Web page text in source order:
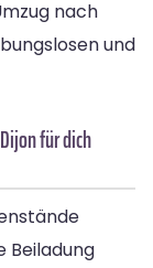
nach
und
für dich
Beiladung